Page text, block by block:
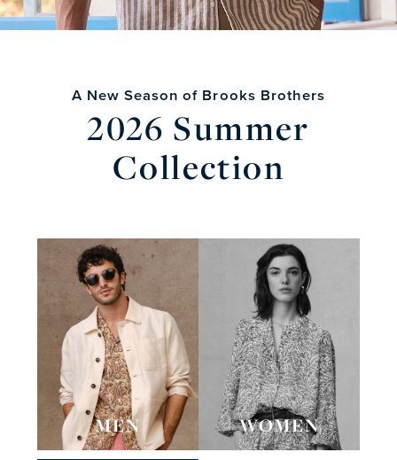
A New Season of Brooks Brothers
2026 Summer
Collection
MEN WOMEN